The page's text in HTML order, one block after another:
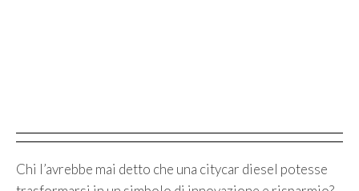
Chi l’avrebbe mai detto che una citycar diesel potesse